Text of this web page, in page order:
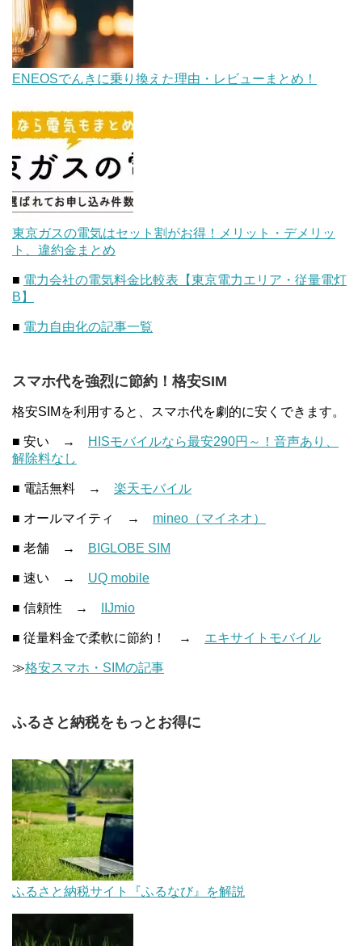
ENEOSでんきに乗り換えた理由・レビューまとめ！
東京ガスの電気はセット割がお得！メリット・デメリッ
ト、違約金まとめ
■ 電力会社の電気料金比較表【東京電力エリア・従量電灯
B】
■ 電力自由化の記事一覧
スマホ代を強烈に節約！格安SIM
格安SIMを利用すると、スマホ代を劇的に安くできます。
■ 安い →
HISモバイルなら最安290円～！音声あり、
解除料なし
■ 電話無料 → 楽天モバイル
■ オールマイティ → mineo（マイネオ）
■ 老舗 → BIGLOBE SIM
■ 速い → UQ mobile
■ 信頼性 → IIJmio
■ 従量料金で柔軟に節約！ → エキサイトモバイル
≫格安スマホ・SIMの記事
ふるさと納税をもっとお得に
ふるさと納税サイト『ふるなび』を解説